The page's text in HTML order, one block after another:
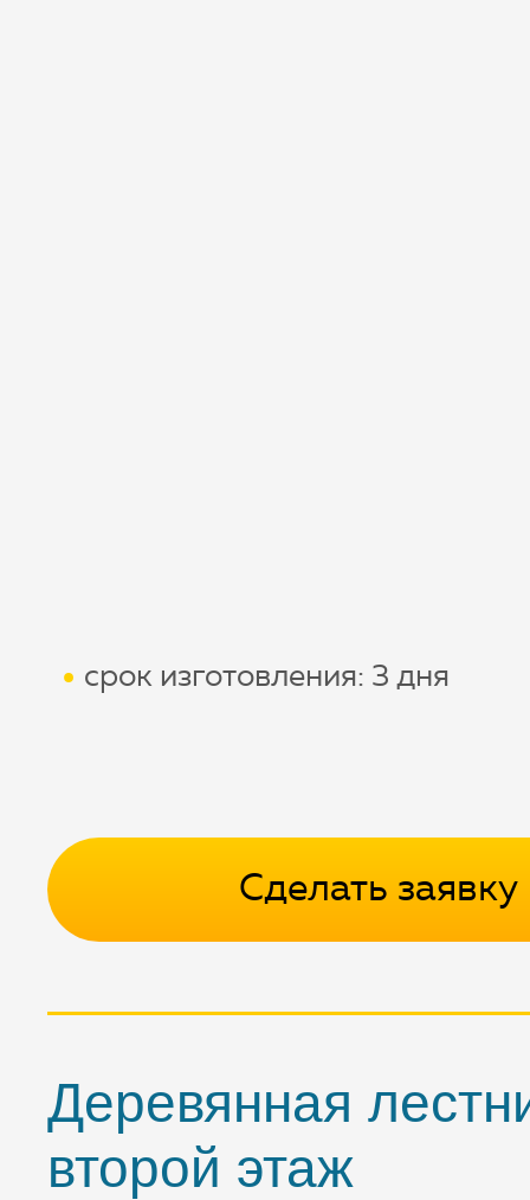
Сделать заявку
срок изготовления: 3 дня
Деревянная
второй этаж